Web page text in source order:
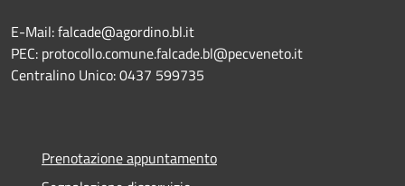
E-Mail: falcade@agordino.bl.it
PEC: protocollo.comune.falcade.bl@pecveneto.it
Centralino Unico: 0437 599735
Prenotazione appuntamento